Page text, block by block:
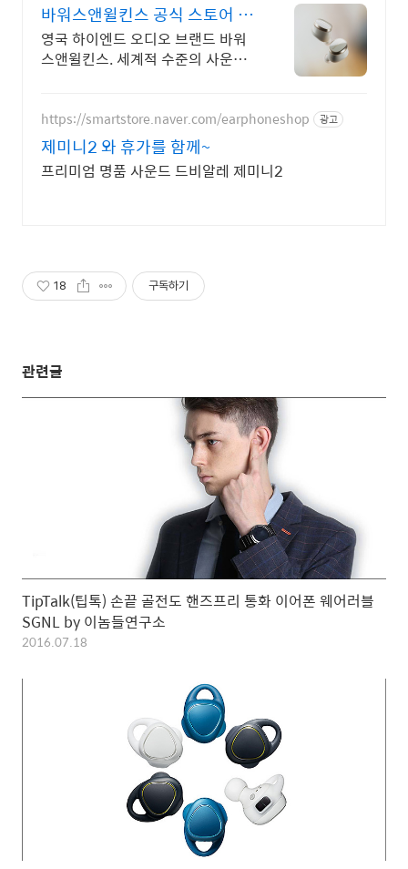
바워스앤윌킨스 공식 스토어 하
이엔드 명품 오디오
영국 하이엔드 오디오 브랜드 바워
스앤윌킨스. 세계적 수준의 사운드
https://smartstore.naver.com/earphoneshop 광고
제미니2 와 휴가를 함께~
프리미엄 명품 사운드 드비알레 제미니2
18 구독하기
관련글
TipTalk(팁톡) 손끝 골전도 핸즈프리 통화 이어폰 웨어러블
SGNL by 이놈들연구소
2016.07.18